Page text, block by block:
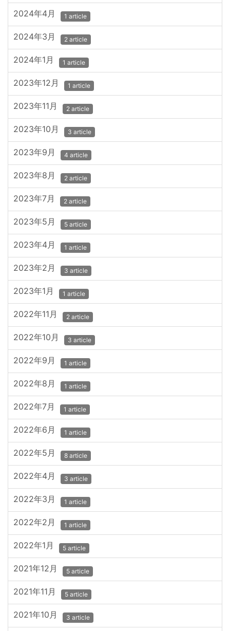
2024年4月 1 article
2024年3月 2 article
2024年1月 1 article
2023年12月 1 article
2023年11月 2 article
2023年10月 3 article
2023年9月 4 article
2023年8月 2 article
2023年7月 2 article
2023年5月 5 article
2023年4月 1 article
2023年2月 3 article
2023年1月 1 article
2022年11月 2 article
2022年10月 3 article
2022年9月 1 article
2022年8月 1 article
2022年7月 1 article
2022年6月 1 article
2022年5月 8 article
2022年4月 3 article
2022年3月 1 article
2022年2月 1 article
2022年1月 5 article
2021年12月 5 article
2021年11月 5 article
2021年10月 3 article